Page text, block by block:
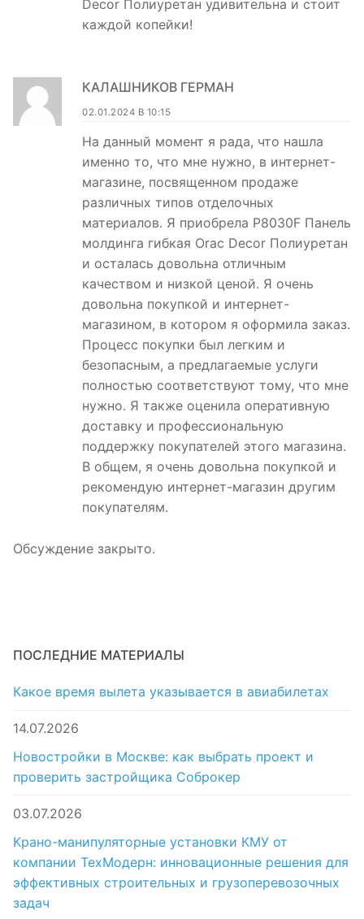
Decor Полиуретан удивительна и стоит
каждой копейки!
КАЛАШНИКОВ ГЕРМАН
02.01.2024 В 10:15
На данный момент я рада, что нашла
именно то, что мне нужно, в интернет-
магазине, посвященном продаже
различных типов отделочных
материалов. Я приобрела P8030F Панель
молдинга гибкая Orac Decor Полиуретан
и осталась довольна отличным
качеством и низкой ценой. Я очень
довольна покупкой и интернет-
магазином, в котором я оформила заказ.
Процесс покупки был легким и
безопасным, а предлагаемые услуги
полностью соответствуют тому, что мне
нужно. Я также оценила оперативную
доставку и профессиональную
поддержку покупателей этого магазина.
В общем, я очень довольна покупкой и
рекомендую интернет-магазин другим
покупателям.
Обсуждение закрыто.
ПОСЛЕДНИЕ МАТЕРИАЛЫ
Какое время вылета указывается в авиабилетах
14.07.2026
Новостройки в Москве: как выбрать проект и
проверить застройщика Соброкер
03.07.2026
Крано-манипуляторные установки КМУ от
компании ТехМодерн: инновационные решения для
эффективных строительных и грузоперевозочных
задач